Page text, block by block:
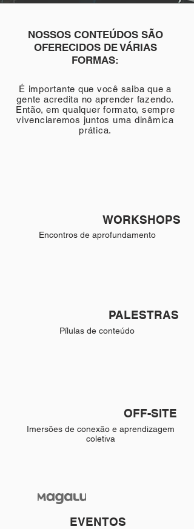
NOSSOS CONTEÚDOS SÃO
OFERECIDOS DE VÁRIAS
FORMAS:
É importante que você saiba que a
gente acredita no aprender fazendo.
Então, em qualquer formato, sempre
vivenciaremos juntos uma dinâmica
prática.
WORKSHOPS
Encontros de aprofundamento
PALESTRAS
Pílulas de conteúdo
OFF-SITE
Imersões de conexão e aprendizagem
coletiva
EVENTOS